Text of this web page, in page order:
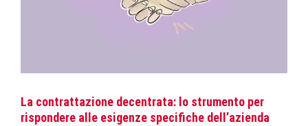
La contrattazione decentrata: lo strumento per
rispondere alle esigenze specifiche dell’azienda